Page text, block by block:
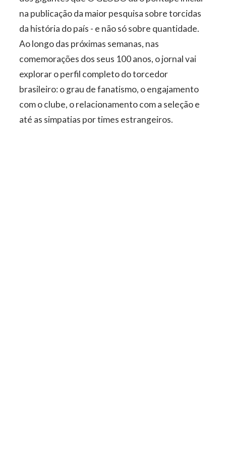
na publicação da maior pesquisa sobre torcidas
da história do país - e não só sobre quantidade.
Ao longo das próximas semanas, nas
comemorações dos seus 100 anos, o jornal vai
explorar o perfil completo do torcedor
brasileiro: o grau de fanatismo, o engajamento
com o clube, o relacionamento com a seleção e
até as simpatias por times estrangeiros.